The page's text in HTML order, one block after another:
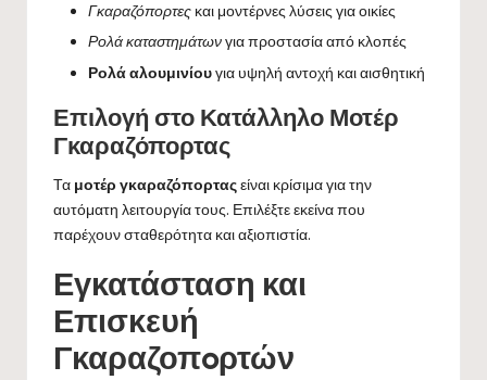
Γκαραζόπορτες και μοντέρνες λύσεις για οικίες
Ρολά καταστημάτωνγια προστασία από κλοπές
Ρολά αλουμινίουγια υψηλή αντοχή και αισθητική
Επιλογή στο Κατάλληλο Μοτέρ
Γκαραζόπορτας
Τα μοτέρ γκαραζόπορταςείναι κρίσιμα για την
αυτόματη λειτουργία τους. Επιλέξτε εκείνα που
παρέχουν σταθερότητα καιαξιοπιστία.
Εγκατάσταση και
Επισκευή
Γκαραζοπoρτών